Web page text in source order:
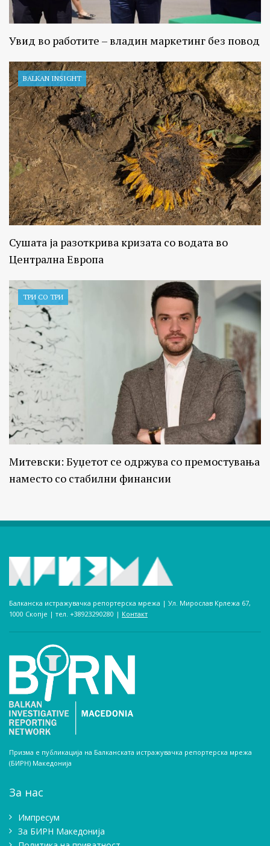
Увид во работите – владин маркетинг без повод
BALKAN INSIGHT
Сушата ја разоткрива кризата со водата во
Централна Европа
ТРИ СО ТРИ
Митевски: Буџетот се одржува со премостувања
наместо со стабилни финансии
Балканска истражувачка репортерска мрежа | Ул. Мирослав Крлежа 67,
1000 Скопје | тел. +38923290280­ | Контакт
Призма е публикација на Балканската истражувачка репортерска мрежа
(БИРН) Македонија
За нас
Импресум
Зa БИРН Македонија